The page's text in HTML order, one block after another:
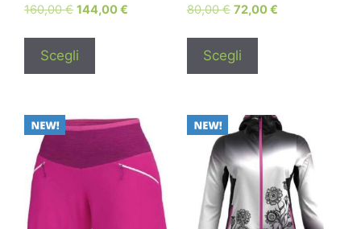
160,00€ 144,00€
Scegli
80,00€ 72,00€
Scegli